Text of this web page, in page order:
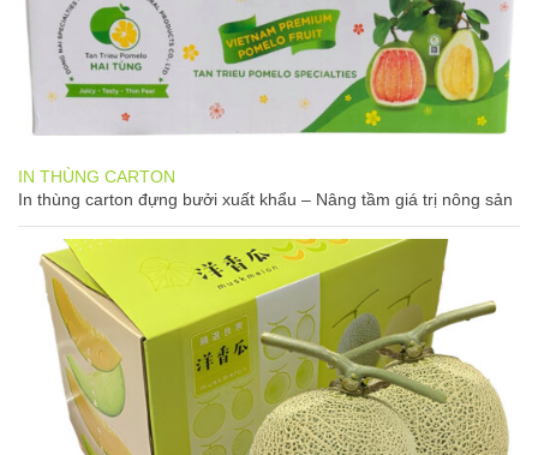
IN THÙNG CARTON
In thùng carton đựng bưởi xuất khẩu – Nâng tầm giá trị nông sản